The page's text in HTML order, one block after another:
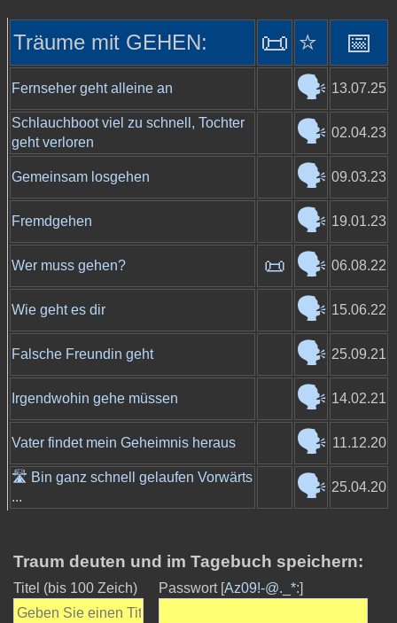
Träume mit GEHEN: 📜 ⭐️ 📅
Fernseher geht alleine an 🗣️ 13.07.25
Schlauchboot viel zu schnell, Tochter
geht verloren
🗣️ 02.04.23
Gemeinsam losgehen 🗣️ 09.03.23
Fremdgehen 🗣️ 19.01.23
Wer muss gehen? 📜 🗣️ 06.08.22
Wie geht es dir 🗣️ 15.06.22
Falsche Freundin geht 🗣️ 25.09.21
Irgendwohin gehe müssen 🗣️ 14.02.21
Vater findet mein Geheimnis heraus 🗣️ 11.12.20
🛣️ Bin ganz schnell gelaufen Vorwärts
...
🗣️ 25.04.20
Traum deuten und im Tagebuch speichern:
Titel (bis 100 Zeich) Passwort [Az09!-@._*:]